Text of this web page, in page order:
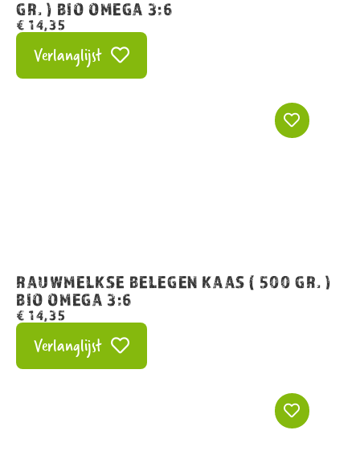
GR. ) BIO OMEGA 3:6
€ 14,35
Verlanglijst
RAUWMELKSE BELEGEN KAAS ( 500 GR. )
BIO OMEGA 3:6
€ 14,35
Verlanglijst